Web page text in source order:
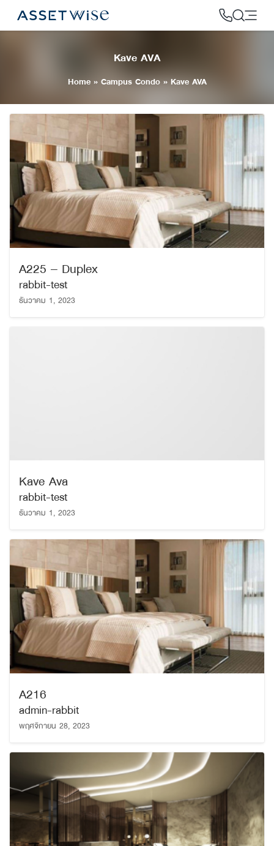
Kave AVA
Home» Campus Condo»Kave AVA
A225 – Duplex
rabbit-test
ธันวาคม 1, 2023
Kave Ava
rabbit-test
ธันวาคม 1, 2023
A216
admin-rabbit
พฤศจิกายน 28, 2023
2